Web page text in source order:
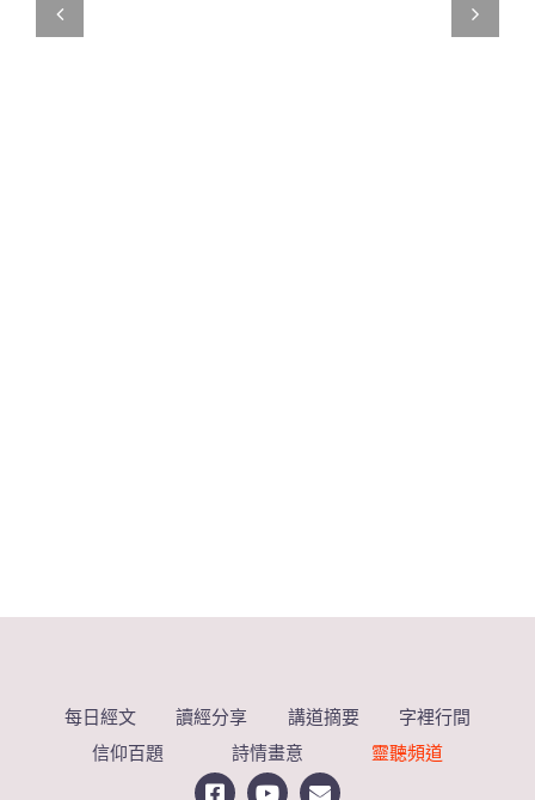
每日經文 讀經分享 講道摘要
字裡行間
信仰百題
詩情畫意 靈聽頻道